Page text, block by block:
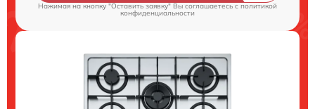
Нажимая на кнопку "Оставить заявку" Вы соглашаетесь cполитикой
конфиденциальности